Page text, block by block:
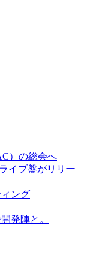
）の総会へ
イブ盤がリリー
ング
発陣と。